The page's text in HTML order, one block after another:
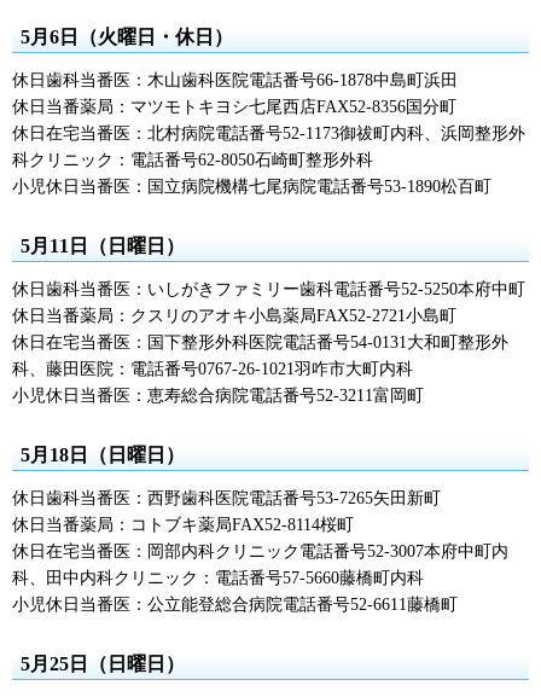
5月6日（火曜日・休日）
休日歯科当番医：木山歯科医院電話番号66-1878中島町浜田
休日当番薬局：マツモトキヨシ七尾西店FAX52-8356国分町
休日在宅当番医：北村病院電話番号52-1173御祓町内科、浜岡整形外
科クリニック：電話番号62-8050石崎町整形外科
小児休日当番医：国立病院機構七尾病院電話番号53-1890松百町
5月11日（日曜日）
休日歯科当番医：いしがきファミリー歯科電話番号52-5250本府中町
休日当番薬局：クスリのアオキ小島薬局FAX52-2721小島町
休日在宅当番医：国下整形外科医院電話番号54-0131大和町整形外
科、藤田医院：電話番号0767-26-1021羽咋市大町内科
小児休日当番医：恵寿総合病院電話番号52-3211富岡町
5月18日（日曜日）
休日歯科当番医：西野歯科医院電話番号53-7265矢田新町
休日当番薬局：コトブキ薬局FAX52-8114桜町
休日在宅当番医：岡部内科クリニック電話番号52-3007本府中町内
科、田中内科クリニック：電話番号57-5660藤橋町内科
小児休日当番医：公立能登総合病院電話番号52-6611藤橋町
5月25日（日曜日）